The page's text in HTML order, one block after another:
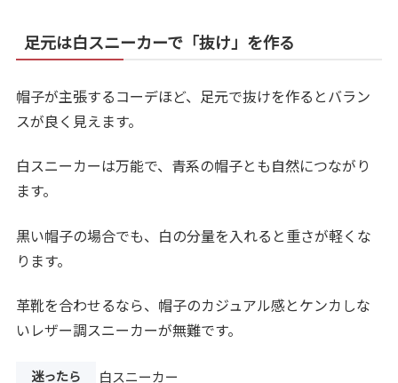
足元は白スニーカーで「抜け」を作る
帽子が主張するコーデほど、足元で抜けを作るとバラン
スが良く見えます。
白スニーカーは万能で、青系の帽子とも自然につながり
ます。
黒い帽子の場合でも、白の分量を入れると重さが軽くな
ります。
革靴を合わせるなら、帽子のカジュアル感とケンカしな
いレザー調スニーカーが無難です。
迷ったら 白スニーカー